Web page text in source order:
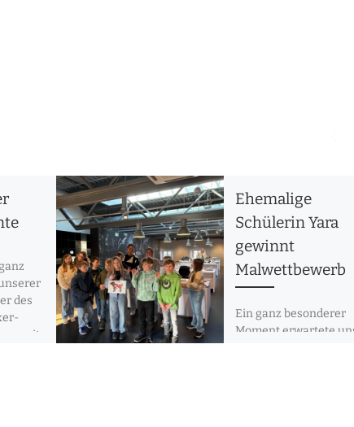
des
mit
Ehemalige
Schülerin Yara
gewinnt
Malwettbewerb
Ein ganz besonderer
Moment erwartete